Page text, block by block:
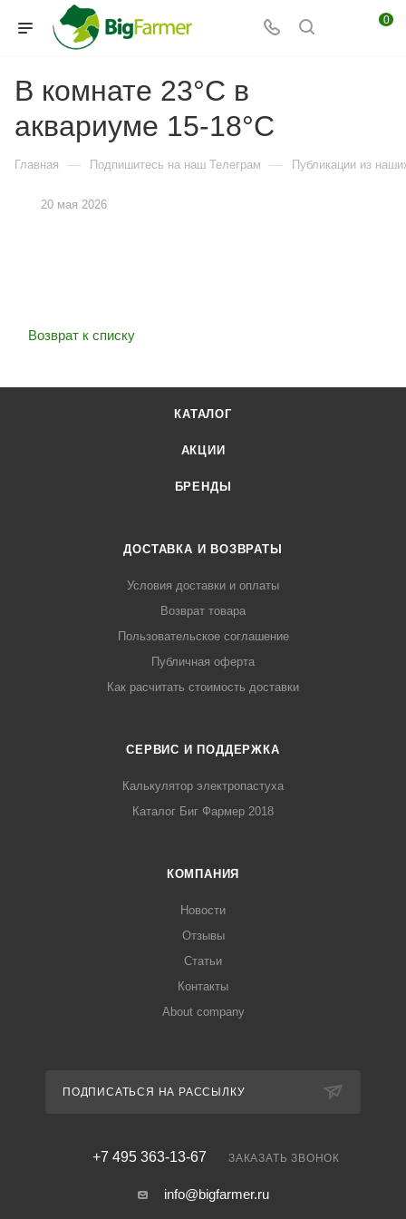
0
В комнате 23°C в
аквариуме 15-18°C
Главная — Подпишитесь на наш Телеграм — Публикации из
20 мая 2026
Возврат к списку
КАТАЛОГ
АКЦИИ
БРЕНДЫ
ДОСТАВКА И ВОЗВРАТЫ
Условия доставки и оплаты
Возврат товара
Пользовательское соглашение
Публичная оферта
Как расчитать стоимость доставки
СЕРВИС И ПОДДЕРЖКА
Калькулятор электропастуха
Каталог Биг Фармер 2018
КОМПАНИЯ
Новости
Отзывы
Статьи
Контакты
About company
ПОДПИСАТЬСЯ НА РАССЫЛКУ
+7 495 363-13-67 ЗАКАЗАТЬ ЗВОНОК
info@bigfarmer.ru